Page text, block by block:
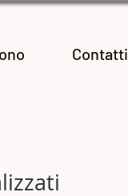
Contatti